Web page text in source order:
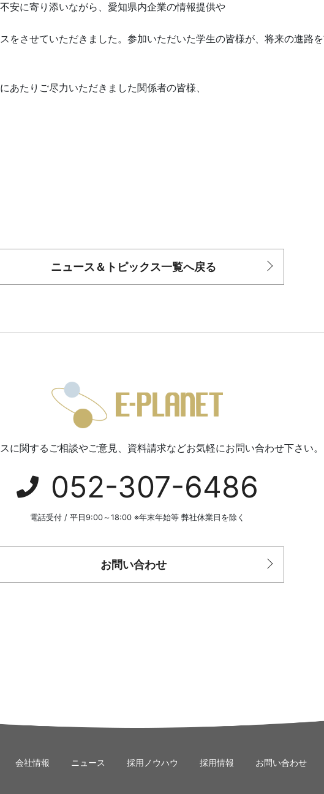
安に寄り添いながら、愛知県内企業の情報提供や
をさせていただきました。参加いただいた学生の皆様が、将来の進路
あたりご尽力いただきました関係者の皆様、
ニュース＆トピックス一覧へ戻る
に関するご相談やご意見、資料請求などお気軽にお問い合わせ下さい。
052-307-6486
電話受付 / 平日9:00～18:00 ※年末年始等 弊社休業日を除く
お問い合わせ
会社情報 ニュース 採用ノウハウ 採用情報 お問い合わせ